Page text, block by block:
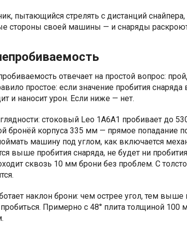
пытающийся стрелять с дистанций
стороны своей машины — и снаряды
отвечает на простой вопрос:
простое: если значение пробития
и наносит урон. Если ниже — нет.
стоковый Leo 1A6A1 пробивает до
бронёй корпуса 335 мм — прямое попадание
машину под углом, как включается
выше пробития снаряда, не будет ни
сквозь 10 мм брони без проблем. С
наклон брони: чем острее угол, тем
Примерно с 48° плита толщиной 100